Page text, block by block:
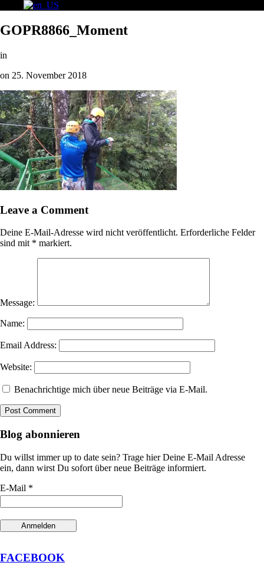
GOPR8866_Moment
in
on 25. November 2018
Leave a Comment
Deine E-Mail-Adresse wird nicht veröffentlicht. Erforderliche Felder
sind mit * markiert.
Message:
Name:
Email Address:
Website:
Benachrichtige mich über neue Beiträge via E-Mail.
Blog abonnieren
Du willst immer up to date sein? Trage hier Deine E-Mail Adresse
ein, dann wirst Du sofort über neue Beiträge informiert.
E-Mail *
FACEBOOK